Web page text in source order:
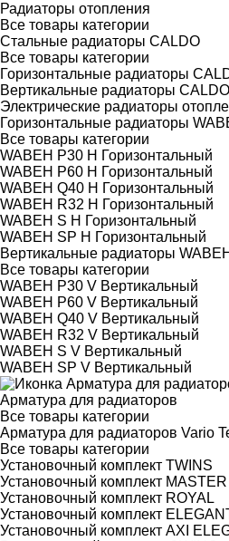
Радиаторы отопления
Все товары категории
Стальные радиаторы CALDO
Все товары категории
Горизонтальные радиаторы
Вертикальные радиаторы CALDO
Электрические радиаторы
Горизонтальные радиаторы
Все товары категории
WABEH P30 H Горизонтальный
WABEH P60 H Горизонтальный
WABEH Q40 H Горизонтальный
WABEH R32 H Горизонтальный
WABEH S H Горизонтальный
WABEH SP H Горизонтальный
Вертикальные радиаторы WABEH
Все товары категории
WABEH P30 V Вертикальный
WABEH P60 V Вертикальный
WABEH Q40 V Вертикальный
WABEH R32 V Вертикальный
WABEH S V Вертикальный
WABEH SP V Вертикальный
Арматура для радиаторов
Все товары категории
Арматура для радиаторов Vario
Все товары категории
Установочный комплект TWINS
Установочный комплект MASTER
Установочный комплект ROYAL
Установочный комплект
Установочный комплект AXI